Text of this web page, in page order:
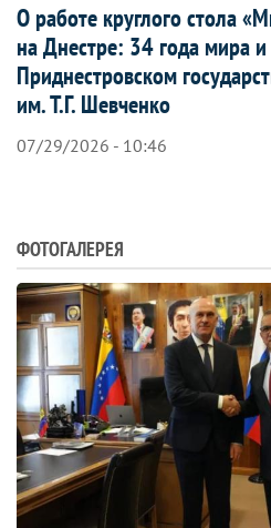
О работе круглого стола
на Днестре: 34 года мира и
Приднестровском
им. Т.Г. Шевченко
07/29/2026 - 10:46
ФОТОГАЛЕРЕЯ